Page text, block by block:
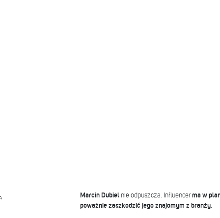
Marcin Dubielnie odpuszcza. Influencer ma w
poważnie zaszkodzić jego znajomym z branży.